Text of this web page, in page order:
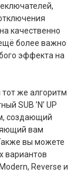
качественно
более важно
эффекта на
тот же алгоритм
SUB ’N’ UP
создающий
вам
вы можете
вариантов
Reverse и